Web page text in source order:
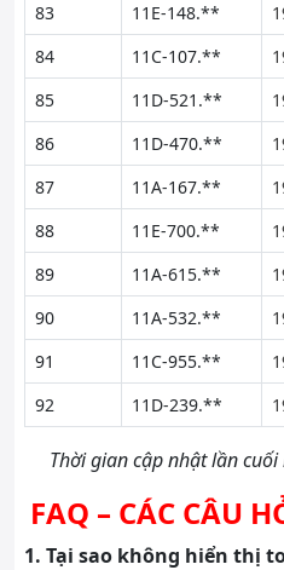
83
11E-148.**
84
11C-107.**
85
11D-521.**
86
11D-470.**
87
11A-167.**
88
11E-700.**
89
11A-615.**
90
11A-532.**
91
11C-955.**
92
11D-239.**
Thời gian cập nhật lần
FAQ – CÁC CÂU
1. Tại sao không hiển thị